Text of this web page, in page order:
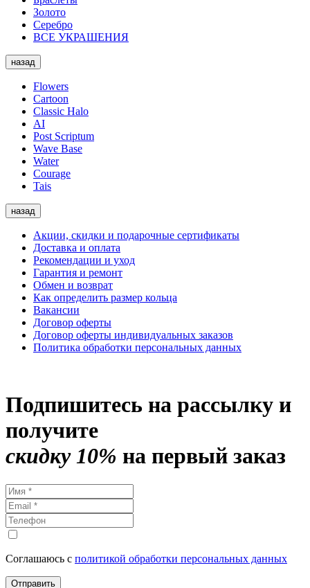
Золото
Серебро
ВСЕ УКРАШЕНИЯ
назад
Flowers
Cartoon
Classic Halo
AI
Post Scriptum
Wave Base
Water
Courage
Tais
назад
Акции, скидки и подарочные сертификаты
Доставка и оплата
Рекомендации и уход
Гарантия и ремонт
Обмен и возврат
Как определить размер кольца
Вакансии
Договор оферты
Договор оферты индивидуальных заказов
Политика обработки персональных данных
Подпишитесь на рассылку и
получите
скидку 10% на первый заказ
Соглашаюсь с политикой обработки персональных данных